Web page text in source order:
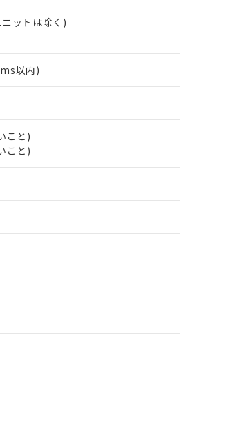
ットは除く)
以内)
こと)
こと)